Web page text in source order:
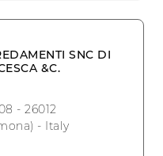
SNC DI
&C.
- 26012
- Italy